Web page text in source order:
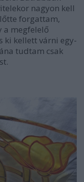
nagyon kell
forgattam,
a megfelelő
ki kellett várni egy-
tudtam csak